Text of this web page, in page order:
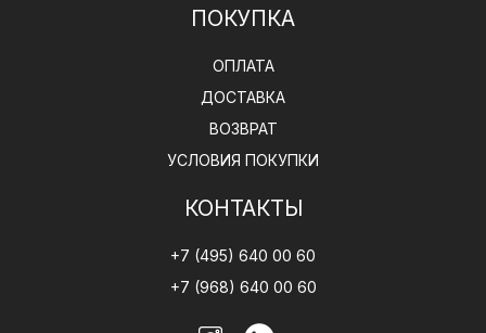
ПОКУПКА
ОПЛАТА
ДОСТАВКА
ВОЗВРАТ
УСЛОВИЯ ПОКУПКИ
КОНТАКТЫ
+7 (495) 640 00 60
+7 (968) 640 00 60